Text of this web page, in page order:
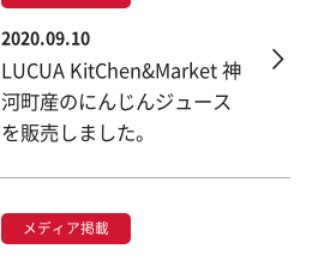
2020.09.10
LUCUA KitChen&Market 神
河町産のにんじんジュース
を販売しました。
メディア掲載